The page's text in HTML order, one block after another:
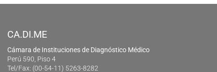
CA.DI.ME
Cámara de Instituciones de Diagnóstico Médico
Perú 590, Piso 4
Tel/Fax: (00-54-11) 5263-8282